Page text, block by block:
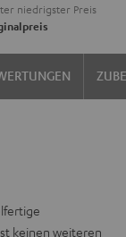
niedrigster Preis
keinen weiteren